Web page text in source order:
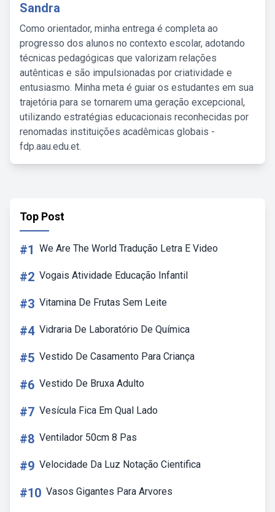
Sandra
Como orientador, minha entrega é completa ao
progresso dos alunos no contexto escolar, adotando
técnicas pedagógicas que valorizam relações
autênticas e são impulsionadas por criatividade e
entusiasmo. Minha meta é guiar os estudantes em sua
trajetória para se tornarem uma geração excepcional,
utilizando estratégias educacionais reconhecidas por
renomadas instituições acadêmicas globais -
fdp.aau.edu.et.
Top Post
#1 We Are The World Tradução Letra E Video
#2 Vogais Atividade Educação Infantil
#3 Vitamina De Frutas Sem Leite
#4 Vidraria De Laboratório De Química
#5 Vestido De Casamento Para Criança
#6 Vestido De Bruxa Adulto
#7 Vesícula Fica Em Qual Lado
#8 Ventilador 50cm 8 Pas
#9 Velocidade Da Luz Notação Cientifica
#10 Vasos Gigantes Para Arvores